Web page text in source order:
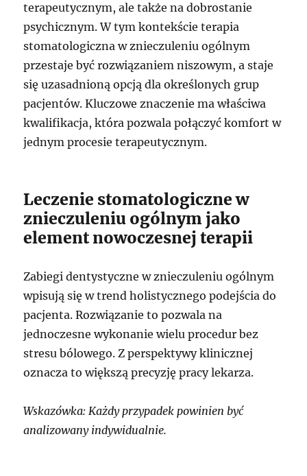
terapeutycznym, ale także na dobrostanie
psychicznym. W tym kontekście terapia
stomatologiczna w znieczuleniu ogólnym
przestaje być rozwiązaniem niszowym, a staje
się uzasadnioną opcją dla określonych grup
pacjentów. Kluczowe znaczenie ma właściwa
kwalifikacja, która pozwala połączyć komfort w
jednym procesie terapeutycznym.
Leczenie stomatologiczne w
znieczuleniu ogólnym jako
element nowoczesnej terapii
Zabiegi dentystyczne w znieczuleniu ogólnym
wpisują się w trend holistycznego podejścia do
pacjenta. Rozwiązanie to pozwala na
jednoczesne wykonanie wielu procedur bez
stresu bólowego. Z perspektywy klinicznej
oznacza to większą precyzję pracy lekarza.
Wskazówka: Każdy przypadek powinien być
analizowany indywidualnie.